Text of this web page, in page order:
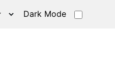
Dark Mode